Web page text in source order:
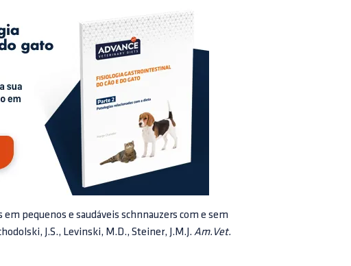
pequenos e saudáveis schnnauzers com e sem
J.S., Levinski, M.D., Steiner, J.M.J. Am.Vet.